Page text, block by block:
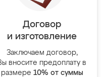
Договор
и изготовление
Заключаем договор,
вносите предоплату в
размере 10% от суммы